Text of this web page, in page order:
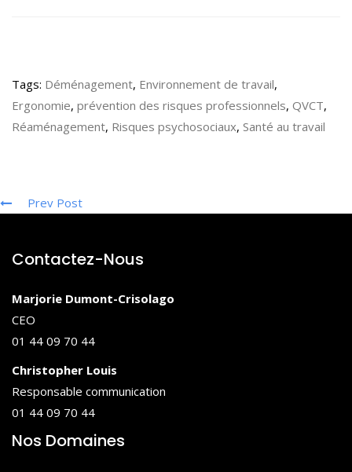
Tags: Déménagement, Environnement de travail,
Ergonomie, prévention des risques professionnels, QVCT,
Réaménagement, Risques psychosociaux, Santé au travail
Prev Post
Contactez-Nous
Marjorie Dumont-Crisolago
CEO
01 44 09 70 44
Christopher Louis
Responsable communication
01 44 09 70 44
Nos Domaines